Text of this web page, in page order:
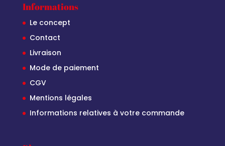
Informations
Le concept
Contact
Livraison
Mode de paiement
CGV
Mentions légales
Informations relatives à votre commande